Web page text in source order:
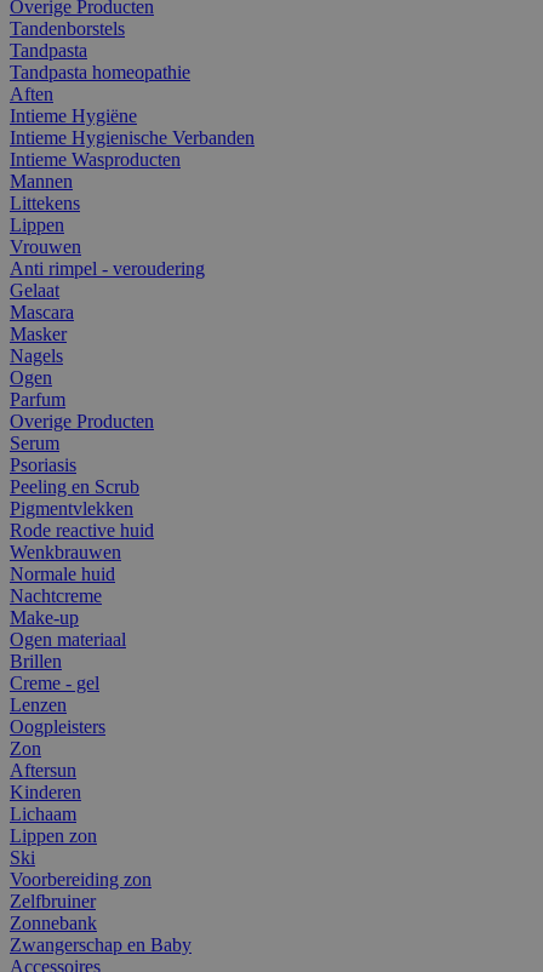
Overige Producten
Tandenborstels
Tandpasta
Tandpasta homeopathie
Aften
Intieme Hygiëne
Intieme Hygienische Verbanden
Intieme Wasproducten
Mannen
Littekens
Lippen
Vrouwen
Anti rimpel - veroudering
Gelaat
Mascara
Masker
Nagels
Ogen
Parfum
Overige Producten
Serum
Psoriasis
Peeling en Scrub
Pigmentvlekken
Rode reactive huid
Wenkbrauwen
Normale huid
Nachtcreme
Make-up
Ogen materiaal
Brillen
Creme - gel
Lenzen
Oogpleisters
Zon
Aftersun
Kinderen
Lichaam
Lippen zon
Ski
Voorbereiding zon
Zelfbruiner
Zonnebank
Zwangerschap en Baby
Accessoires